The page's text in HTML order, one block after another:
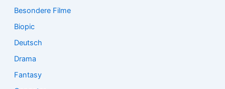
Besondere Filme
Biopic
Deutsch
Drama
Fantasy